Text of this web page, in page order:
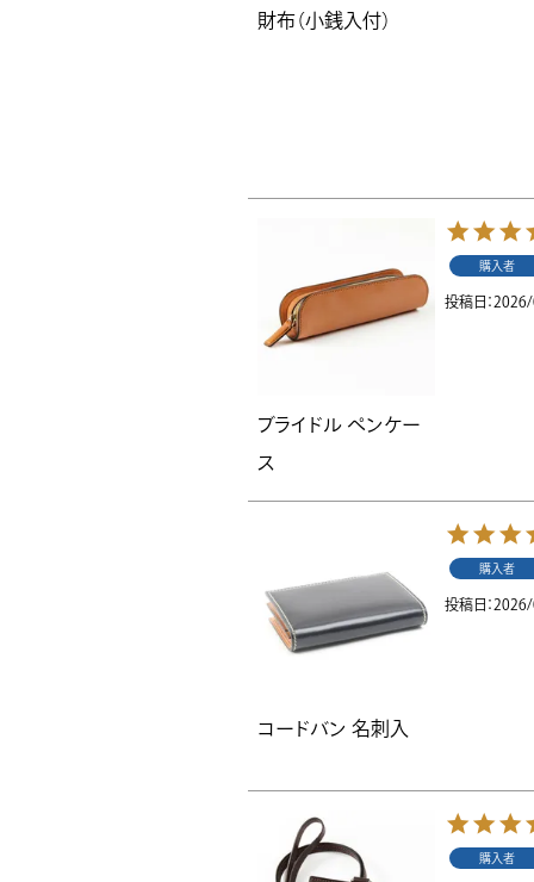
財布（小銭入付）
ブライドル ペンケー
ス
購入者
投稿日
コードバン 名刺入
購入者
投稿日
購入者